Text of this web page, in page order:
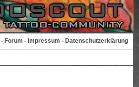
- Forum - Impressum - Datenschutzerklärung